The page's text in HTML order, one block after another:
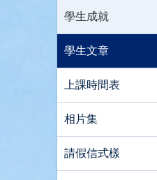
學生成就
學生文章
上課時間表
相片集
請假信式樣